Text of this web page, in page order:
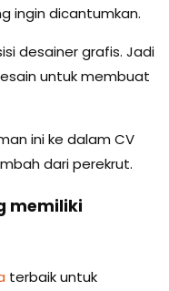
ingin dicantumkan.
desainer grafis. Jadi
untuk membuat
ini ke dalam CV
dari perekrut.
memiliki
terbaik untuk